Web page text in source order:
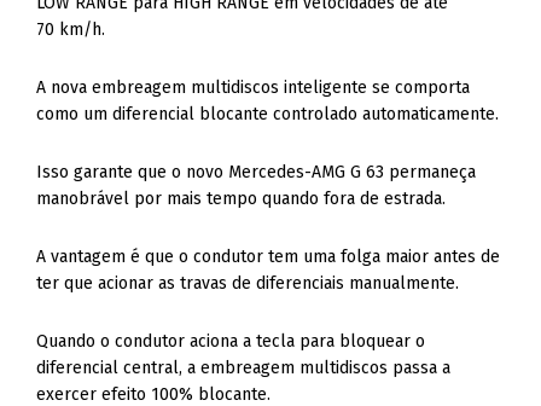
70 km/h.
A nova embreagem multidiscos inteligente se comporta
como um diferencial blocante controlado automaticamente.
Isso garante que o novo Mercedes-AMG G 63 permaneça
manobrável por mais tempo quando fora de estrada.
A vantagem é que o condutor tem uma folga maior antes de
ter que acionar as travas de diferenciais manualmente.
Quando o condutor aciona a tecla para bloquear o
diferencial central, a embreagem multidiscos passa a
exercer efeito 100% blocante.